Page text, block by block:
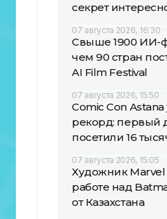
секрет
07 августа 2026, 16:30
Свыше 1900 ИИ-
чем 90 стран
AI Film Festival
07 августа 2026, 15:50
Comic Con
рекорд: первый
посетили 16
07 августа 2026, 15:05
Художник Marvel
работе над
от Казахстана